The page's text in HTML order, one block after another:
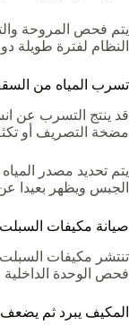
يتم فحص المروحة
النظام لفترة طويلة
تسرب المياه من
قد ينتج التسرب عن
مضخة التصريف أو
يتم تحديد مصدر
الجبس ويظهر بعيدا
صيانة مكيفات
تنتشر مكيفات السبلت
فحص الوحدة الداخلية
المكيف يبرد ثم يضعف